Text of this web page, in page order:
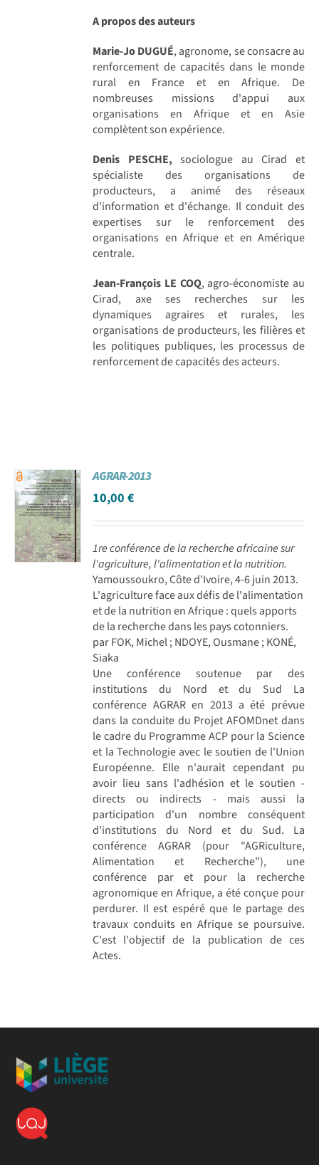
A propos des auteurs
Marie-Jo DUGUÉ, agronome, se consacre au
renforcement de capacités dans le monde
rural en France et en Afrique. De
nombreuses missions d'appui aux
organisations en Afrique et en Asie
complètent son expérience.
Denis PESCHE, sociologue au Cirad et
spécialiste des organisations de
producteurs, a animé des réseaux
d'information et d'échange. Il conduit des
expertises sur le renforcement des
organisations en Afrique et en Amérique
centrale.
Jean-François LE COQ, agro-économiste au
Cirad, axe ses recherches sur les
dynamiques agraires et rurales, les
organisations de producteurs, les filières et
les politiques publiques, les processus de
renforcement de capacités des acteurs.
AGRAR-2013
10,00€
1re conférence de la recherche africaine sur
l'agriculture, l'alimentation et la nutrition.
Yamoussoukro, Côte d'Ivoire, 4-6 juin 2013.
L'agriculture face aux défis de l'alimentation
et de la nutrition en Afrique : quels apports
de la recherche dans les pays cotonniers.
par FOK, Michel ; NDOYE, Ousmane ; KONÉ,
Siaka
Une conférence soutenue par des
institutions du Nord et du Sud La
conférence AGRAR en 2013 a été prévue
dans la conduite du Projet AFOMDnet dans
le cadre du Programme ACP pour la Science
et la Technologie avec le soutien de l'Union
Européenne. Elle n'aurait cependant pu
avoir lieu sans l'adhésion et le soutien -
directs ou indirects - mais aussi la
participation d'un nombre conséquent
d'institutions du Nord et du Sud. La
conférence AGRAR (pour "AGRiculture,
Alimentation et Recherche"), une
conférence par et pour la recherche
agronomique en Afrique, a été conçue pour
perdurer. Il est espéré que le partage des
travaux conduits en Afrique se poursuive.
C'est l'objectif de la publication de ces
Actes.